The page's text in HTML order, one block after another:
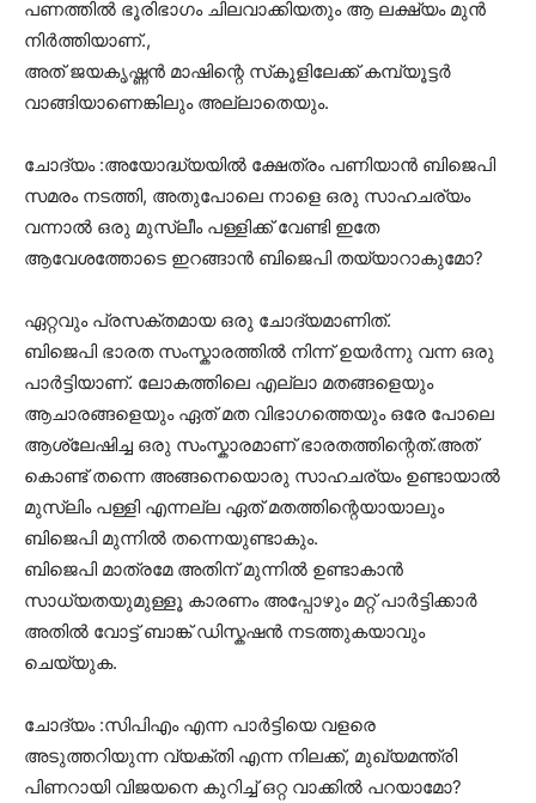
പണത്തിൽ ഭൂരിഭാഗം ചിലവാക്കിയതും ആ ലക്ഷ്യം മുൻ
നിർത്തിയാണ്.,
അത് ജയകൃഷ്ണൻ മാഷിന്റെ സ്‌കൂളിലേക്ക് കമ്പ്യൂട്ടർ
വാങ്ങിയാണെങ്കിലും അല്ലാതെയും.
ചോദ്യം :അയോദ്ധ്യയിൽ ക്ഷേത്രം പണിയാൻ ബിജെപി
സമരം നടത്തി, അതുപോലെ നാളെ ഒരു സാഹചര്യം
വന്നാൽ ഒരു മുസ്ലീം പള്ളിക്ക് വേണ്ടി ഇതേ
ആവേശത്തോടെ ഇറങ്ങാൻ ബിജെപി തയ്യാറാകുമോ?
ഏറ്റവും പ്രസക്തമായ ഒരു ചോദ്യമാണിത്.
ബിജെപി ഭാരത സംസ്കാരത്തിൽ നിന്ന് ഉയർന്നു വന്ന ഒരു
പാർട്ടിയാണ്. ലോകത്തിലെ എല്ലാ മതങ്ങളെയും
ആചാരങ്ങളെയും ഏത് മത വിഭാഗത്തെയും ഒരേ പോലെ
ആശ്ലേഷിച്ച ഒരു സംസ്കാരമാണ് ഭാരതത്തിന്റെത്.അത്
കൊണ്ട് തന്നെ അങ്ങനെയൊരു സാഹചര്യം ഉണ്ടായാൽ
മുസ്ലിം പള്ളി എന്നല്ല ഏത് മതത്തിന്റെയായാലും
ബിജെപി മുന്നിൽ തന്നെയുണ്ടാകും.
ബിജെപി മാത്രമേ അതിന് മുന്നിൽ ഉണ്ടാകാൻ
സാധ്യതയുമുള്ളൂ കാരണം അപ്പോഴും മറ്റ് പാർട്ടിക്കാർ
അതിൽ വോട്ട് ബാങ്ക് ഡിസ്കഷൻ നടത്തുകയാവും
ചെയ്യുക.
ചോദ്യം :സിപിഎം എന്ന പാർട്ടിയെ വളരെ
അടുത്തറിയുന്ന വ്യക്തി എന്ന നിലക്ക്, മുഖ്യമന്ത്രി
പിണറായി വിജയനെ കുറിച്ച് ഒറ്റ വാക്കിൽ പറയാമോ?